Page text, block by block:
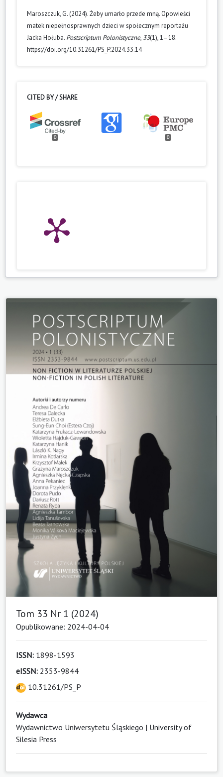
Maroszczuk, G. (2024). Żeby umarło przede mną. Opowieści
matek niepełnosprawnych dzieci w społecznym reportażu
Jacka Hołuba. Postscriptum Polonistyczne, 33(1), 1–18.
https://doi.org/10.31261/PS_P.2024.33.14
CITED BY / SHARE
0 0
Tom 33 Nr 1 (2024)
Opublikowane: 2024-04-04
ISSN: 1898-1593
eISSN: 2353-9844
10.31261/PS_P
Wydawca
Wydawnictwo Uniwersytetu Śląskiego | University of
Silesia Press